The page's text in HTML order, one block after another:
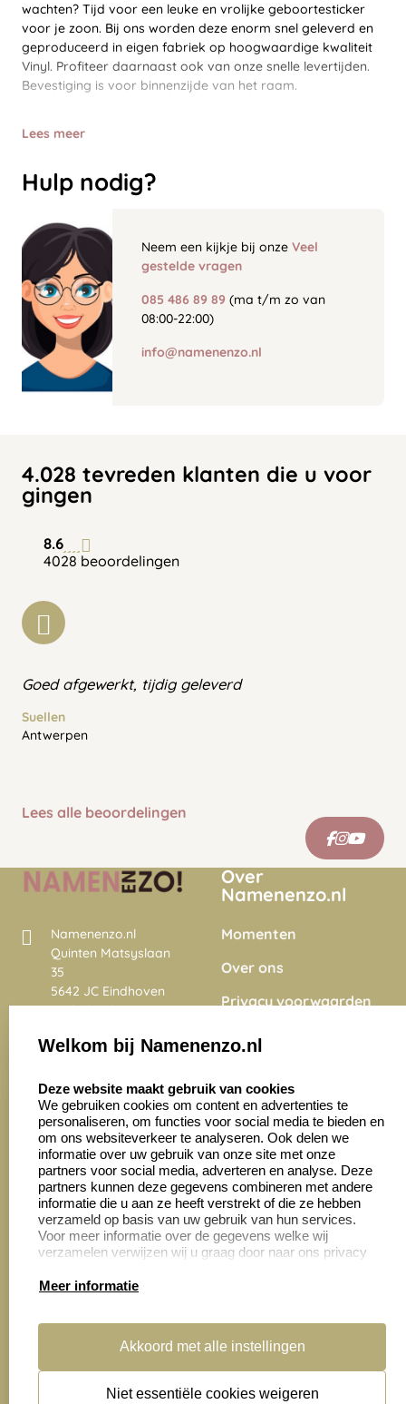
wachten? Tijd voor een leuke en vrolijke geboortesticker
voor je zoon. Bij ons worden deze enorm snel geleverd en
geproduceerd in eigen fabriek op hoogwaardige kwaliteit
Vinyl. Profiteer daarnaast ook van onze snelle levertijden.
Bevestiging is voor binnenzijde van het raam.
Lees meer
Hulp nodig?
Neem een kijkje bij onze Veel
gestelde vragen
085 486 89 89 (ma t/m zo van
08:00-22:00)
info@namenenzo.nl
4.028 tevreden klanten die u voor
gingen
8.6
4028 beoordelingen
Goed afgewerkt, tijdig geleverd
Suellen
Antwerpen
Lees alle beoordelingen
Namenenzo.nl
Quinten Matsyslaan
35
5642 JC Eindhoven
Nederland
4028 beoordelingen
Over
Namenenzo.nl
Momenten
Over ons
Privacy voorwaarden
Onze vacatures
Zakelijk:
Aanvraag op maat
Cadeaubonnen
Klantenservice:
Contact opnemen
Veelgestelde vragen
Retourneren
handleidingen
Welkom bij Namenenzo.nl
Deze website maakt gebruik van cookies
We gebruiken cookies om content en advertenties te
personaliseren, om functies voor social media te bieden en
om ons websiteverkeer te analyseren. Ook delen we
informatie over uw gebruik van onze site met onze
partners voor social media, adverteren en analyse. Deze
partners kunnen deze gegevens combineren met andere
informatie die u aan ze heeft verstrekt of die ze hebben
verzameld op basis van uw gebruik van hun services.
Voor meer informatie over de gegevens welke wij
verzamelen verwijzen wij u graag door naar ons privacy
Meer informatie
Akkoord met alle instellingen
Niet essentiële cookies weigeren